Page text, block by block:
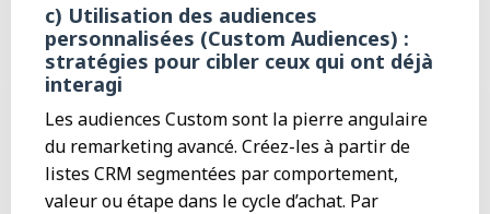
c) Utilisation des audiences
personnalisées (Custom Audiences) :
stratégies pour cibler ceux qui ont déjà
interagi
Les audiences Custom sont la pierre angulaire
du remarketing avancé. Créez-les à partir de
listes CRM segmentées par comportement,
valeur ou étape dans le cycle d’achat. Par